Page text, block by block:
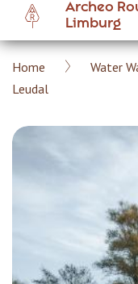
Overslaan
naar
inhoud
Archeo
Limburg
Kruimelpad
Home
Water
Leudal